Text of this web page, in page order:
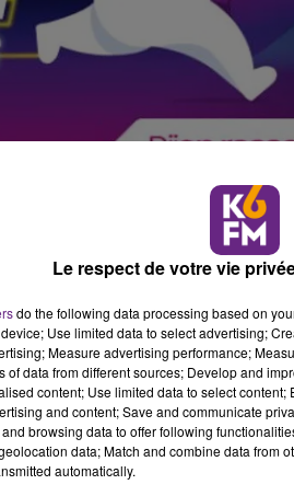
demain
ans pour une soirée à la fois
de 19h à 23h au Skatepark
en impliquant les adolescents
pas à un simple
idées des jeunes en matière de
horaires, quels formats
poser directement aux
Le respect de votre vie
do the following data processing based on
Use limited data to select advertising;
Measure advertising performance;
of data from different sources; Develop and
content; Use limited data to select
and content; Save and communicate
browsing data to offer following
data; Match and combine data from
automatically.